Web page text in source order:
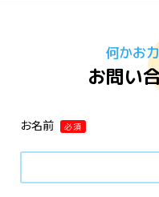
何かお
お問い
お名前 必須